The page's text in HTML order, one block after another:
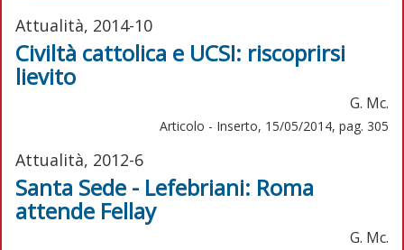
Attualità, 2014-10
Civiltà cattolica e UCSI: riscoprirsi
lievito
G. Mc.
Articolo - Inserto, 15/05/2014, pag. 305
Attualità, 2012-6
Santa Sede - Lefebriani: Roma
attende Fellay
G. Mc.